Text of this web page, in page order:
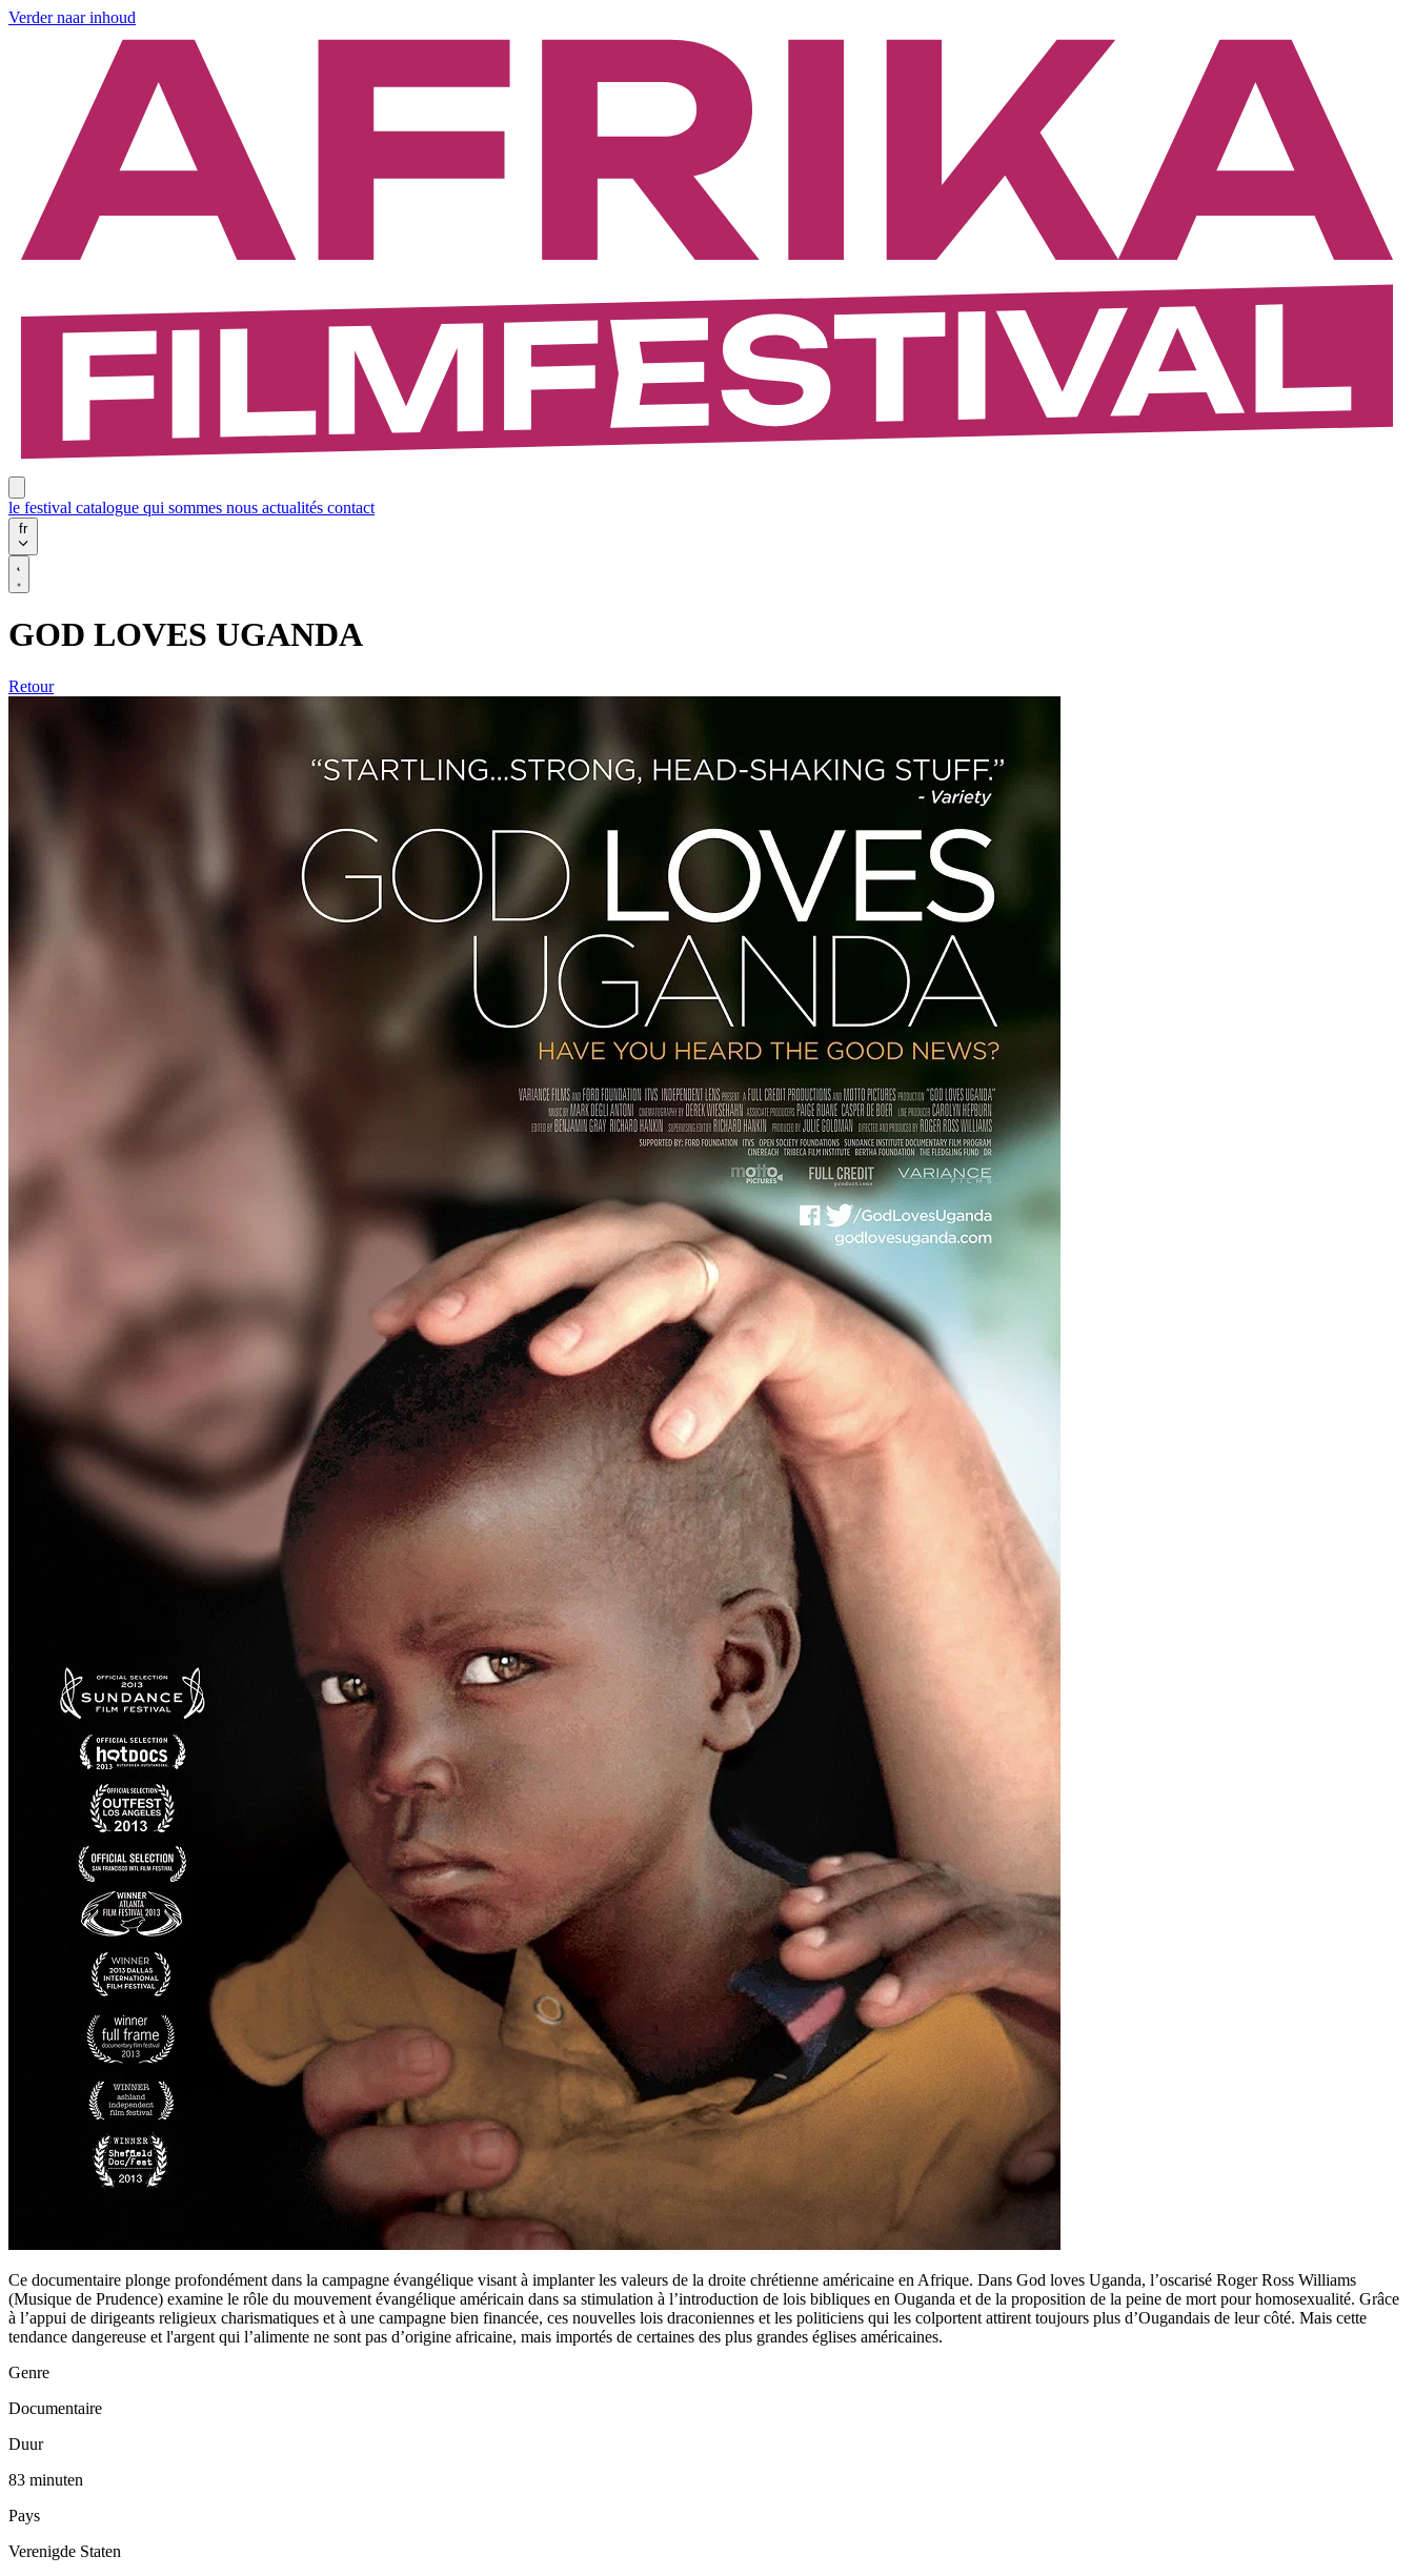
Verder naar inhoud
le festival catalogue qui sommes nous actualités contact
fr
GOD LOVES UGANDA
Retour
Ce documentaire plonge profondément dans la campagne évangélique visant à implanter les valeurs de la droite chrétienne américaine en Afrique. Dans God loves Uganda, l’oscarisé Roger Ross Williams
(Musique de Prudence) examine le rôle du mouvement évangélique américain dans sa stimulation à l’introduction de lois bibliques en Ouganda et de la proposition de la peine de mort pour homosexualité. Grâce
à l’appui de dirigeants religieux charismatiques et à une campagne bien financée, ces nouvelles lois draconiennes et les politiciens qui les colportent attirent toujours plus d’Ougandais de leur côté. Mais cette
tendance dangereuse et l'argent qui l’alimente ne sont pas d’origine africaine, mais importés de certaines des plus grandes églises américaines.
Genre
Documentaire
Duur
83 minuten
Pays
Verenigde Staten